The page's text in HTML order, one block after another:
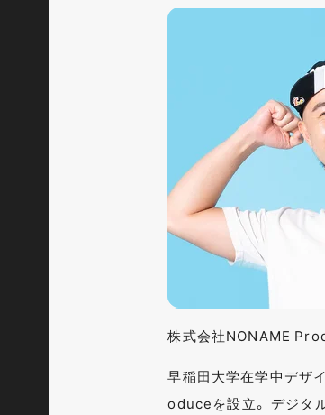
株式会社NONAME
早稲田大学在学中デザ
oduceを設立。 デジタ